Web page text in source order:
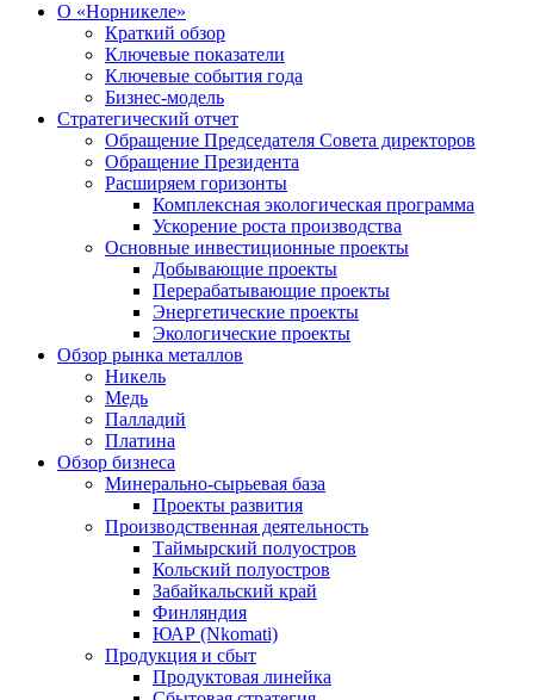
О «Норникеле»
Краткий обзор
Ключевые показатели
Ключевые события года
Бизнес-модель
Стратегический отчет
Обращение Председателя Совета директоров
Обращение Президента
Расширяем горизонты
Комплексная экологическая программа
Ускорение роста производства
Основные инвестиционные проекты
Добывающие проекты
Перерабатывающие проекты
Энергетические проекты
Экологические проекты
Обзор рынка металлов
Никель
Медь
Палладий
Платина
Обзор бизнеса
Минерально-сырьевая база
Проекты развития
Производственная деятельность
Таймырский полуостров
Кольский полуостров
Забайкальский край
Финляндия
ЮАР (Nkomati)
Продукция и сбыт
Продуктовая линейка